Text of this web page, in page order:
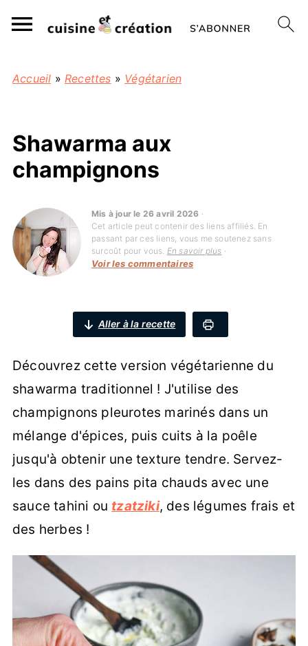
Accueil » Recettes » Végétarien
Shawarma aux
champignons
Mis à jour le 26 avril 2026 ·
Cet article peut contenir des liens affiliés. En
passant par ces liens, vous me soutenez sans
surcoût pour vous. En savoir plus ·
Voir les commentaires
Aller à la recette
Découvrez cette version végétarienne du
shawarma traditionnel ! J'utilise des
champignons pleurotes marinés dans un
mélange d'épices, puis cuits à la poêle
jusqu'à obtenir une texture tendre. Servez-
les dans des pains pita chauds avec une
sauce tahini ou tzatziki, des légumes frais et
des herbes !